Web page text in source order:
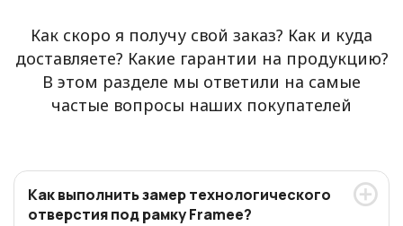
Как скоро я получу свой заказ? Как и куда
доставляете? Какие гарантии на продукцию?
В этом разделе мы ответили на самые
частые вопросы наших покупателей
Как выполнить замер технологического
отверстия под рамку Framee?